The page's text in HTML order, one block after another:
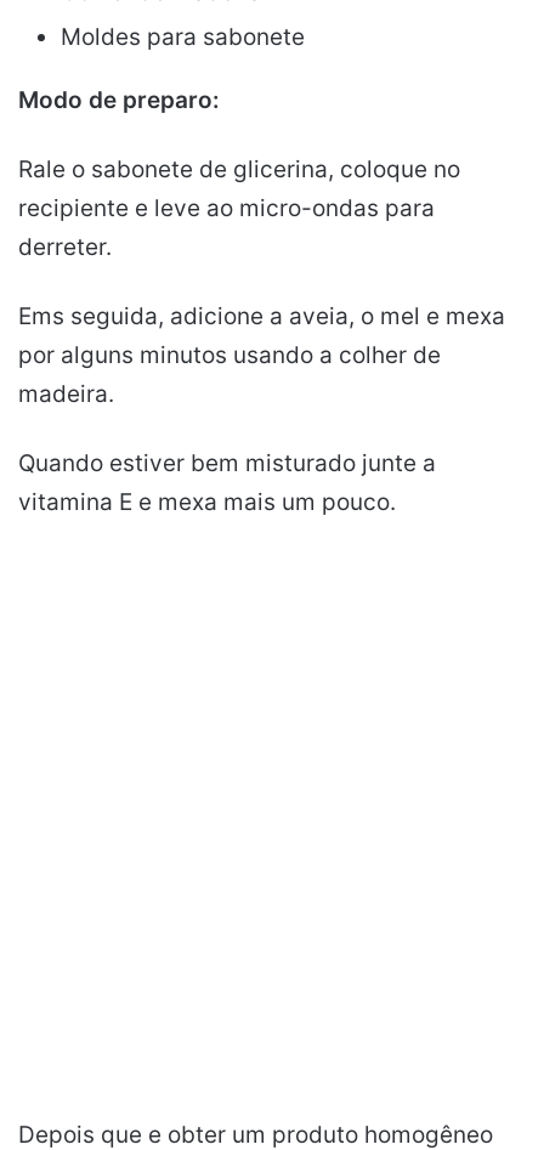
Moldes para sabonete
Modo de preparo:
Rale o sabonete de glicerina, coloque no
recipiente e leve ao micro-ondas para
derreter.
Ems seguida, adicione a aveia, o mel e mexa
por alguns minutos usando a colher de
madeira.
Quando estiver bem misturado junte a
vitamina E e mexa mais um pouco.
Depois que e obter um produto homogêneo